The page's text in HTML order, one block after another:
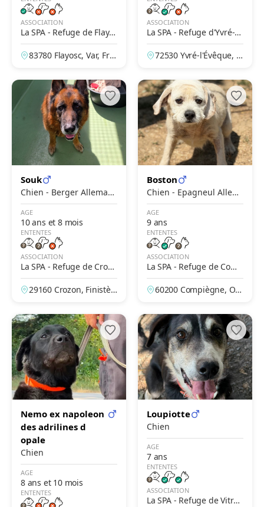
ASSOCIATION
La SPA - Refuge de Flayo
sc – Draguignan
83780 Flayosc, Var, Fra
ASSOCIATION
La SPA - Refuge d'Yvré-
L'Évèque – Le Mans
72530 Yvré-l'Évêque, S
Souk
Chien - Berger Alleman
d
AGE
10 ans et 8 mois
ENTENTES
ASSOCIATION
La SPA - Refuge de Crozo
n
29160 Crozon, Finistèr
Boston
Chien - Epagneul Allem
and
AGE
9 ans
ENTENTES
ASSOCIATION
La SPA - Refuge de Comp
iègne
60200 Compiègne, Ois
Nemo ex napoleon
des adrilines d
opale
Chien
AGE
8 ans et 10 mois
ENTENTES
Loupiotte
Chien
AGE
7 ans
ENTENTES
ASSOCIATION
La SPA - Refuge de Vitré